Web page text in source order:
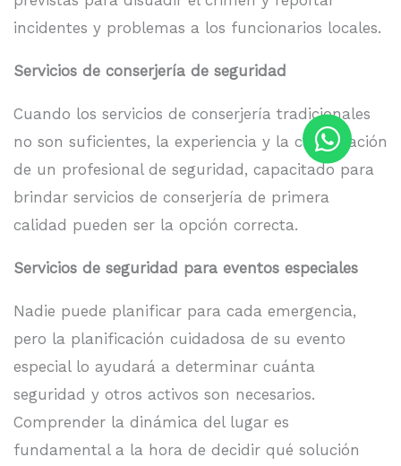
incidentes y problemas a los funcionarios locales.
Servicios de conserjería de seguridad
Cuando los servicios de conserjería tradicionales
no son suficientes, la experiencia y la capacitación
de un profesional de seguridad, capacitado para
brindar servicios de conserjería de primera
calidad pueden ser la opción correcta.
Servicios de seguridad para eventos especiales
Nadie puede planificar para cada emergencia,
pero la planificación cuidadosa de su evento
especial lo ayudará a determinar cuánta
seguridad y otros activos son necesarios.
Comprender la dinámica del lugar es
fundamental a la hora de decidir qué solución